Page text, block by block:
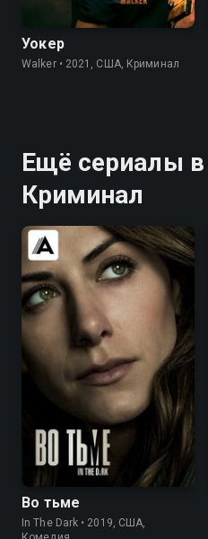
Уокер
Walker • 2021, США, Криминал
Ещё сериалы
Криминал
7.4 7.5
Во тьме
In The Dark • 2019, США,